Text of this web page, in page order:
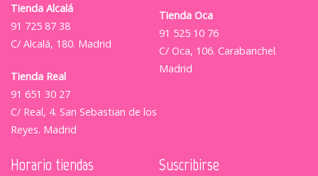
Tienda Alcalá
91 725 87 38
C/ Alcalá, 180. Madrid
Tienda Real
91 651 30 27
C/ Real, 4. San Sebastian de los
Reyes. Madrid
Tienda Oca
91 525 10 76
C/ Oca, 106. Carabanchel.
Madrid
Horario tiendas Suscribirse